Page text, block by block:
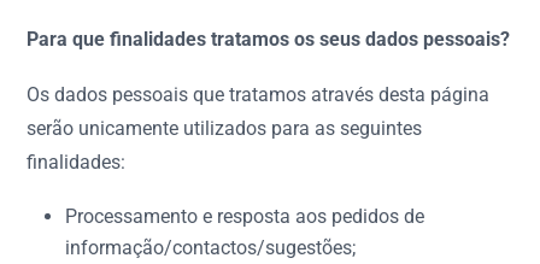
Para que finalidades tratamos os seus dados pessoais?
Os dados pessoais que tratamos através desta página
serão unicamente utilizados para as seguintes
finalidades:
Processamento e resposta aos pedidos de
informação/contactos/sugestões;